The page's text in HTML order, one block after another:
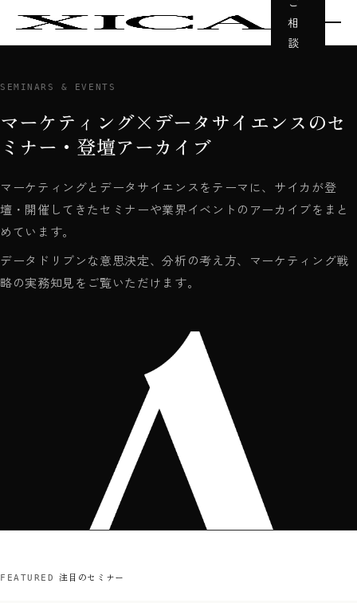
相
談
SEMINARS & EVENTS
マーケティング×データサイエンスのセ
ミナー・登壇アーカイブ
マーケティングとデータサイエンスをテーマに、サイカが登
壇・開催してきたセミナーや業界イベントのアーカイブをまと
めています。
データドリブンな意思決定、分析の考え方、マーケティング戦
略の実務知見をご覧いただけます。
FEATURED 注目のセミナー